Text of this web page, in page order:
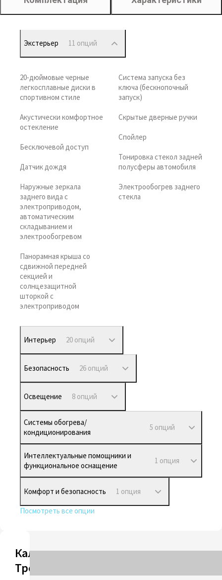
Экстерьер 11 опций
20-дюймовые черные
легкосплавные диски в
спортивном стиле
Акустически комфортное
остекление
Бесключевой доступ
Датчик дождя
Наружные зеркала
заднего вида с
электроприводом,
автоматическим
складыванием и
электрообогревом
Панорамная крыша со
сдвижной передней
секцией и
солнцезащитной
шторкой с
электроприводом
Система запуска без
ключа (бескнопочный
запуск)
Скрытые дверные ручки
Спойлер
Тонировка стекол задней
полусферы автомобиля
Электрообогрев заднего
стекла
Интерьер 20 опций
Безопасность 26 опций
Освещение 8 опций
Системы обогрева/
кондиционирования
5 опций
Интеллектуальные помощники и
функциональное оснащение
1 опция
Комфорт и безопасность 1 опция
Посмотреть все опции
Калькулятор
Трейд-ин